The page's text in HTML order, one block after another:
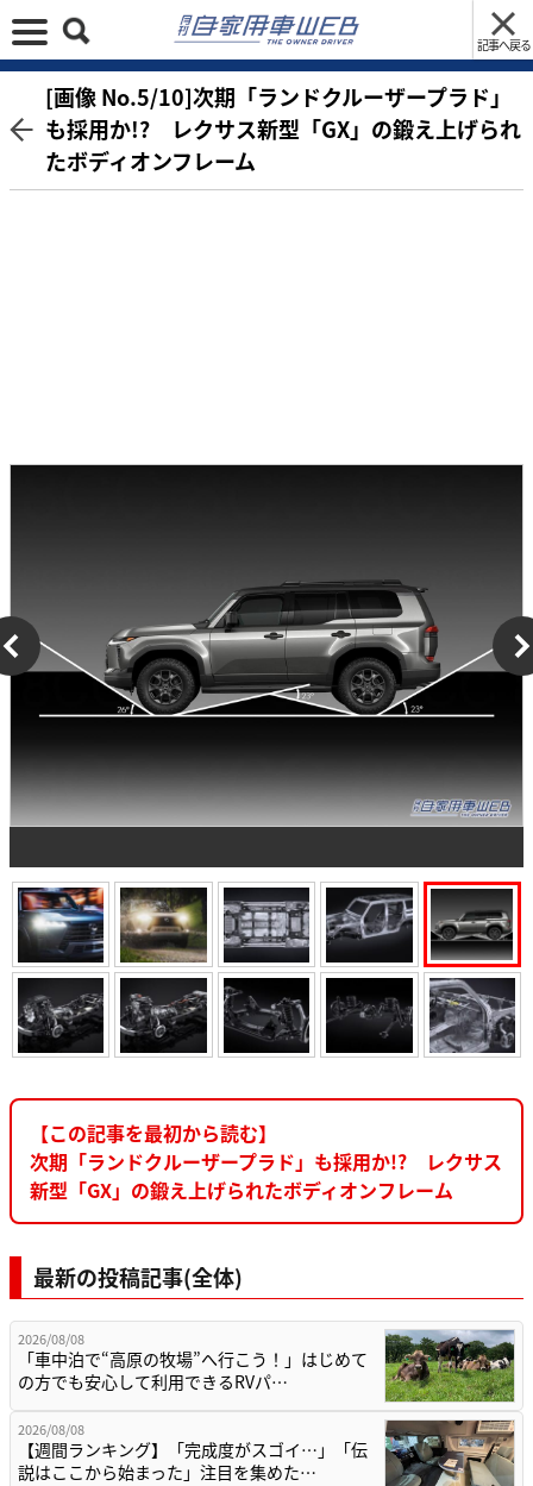
記事へ戻る
[画像 No.5/10]次期「ランドクルーザープラド」
も採用か!? レクサス新型「GX」の鍛え上げられ
たボディオンフレーム
【この記事を最初から読む】
次期「ランドクルーザープラド」も採用か!? レクサス
新型「GX」の鍛え上げられたボディオンフレーム
最新の投稿記事(全体)
2026/08/08
「車中泊で“高原の牧場”へ行こう！」はじめて
の方でも安心して利用できるRVパ…
2026/08/08
【週間ランキング】「完成度がスゴイ…」「伝
説はここから始まった」注目を集めた…